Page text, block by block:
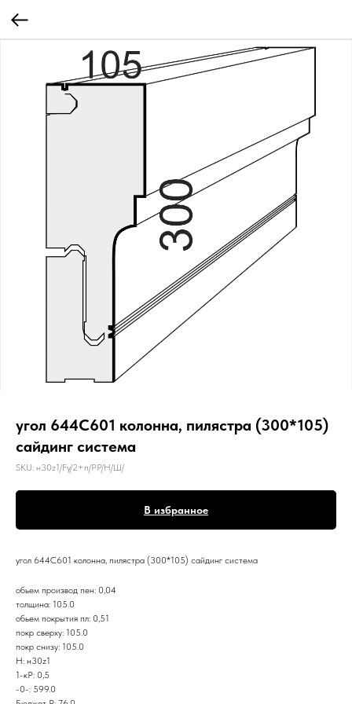
угол 644C601 колонна, пилястра (300*105)
сайдинг система
SKU: н30z1/Fy/2+п/РР/Н/Ш/
В избранное
угол 644C601 колонна, пилястра (300*105) сайдинг система
обьем производ пен: 0,04
толщина: 105.0
обьем покрытия пл: 0,51
покр сверху: 105.0
покр снизу: 105.0
Н: н30z1
1-кР: 0,5
-0-: 599.0